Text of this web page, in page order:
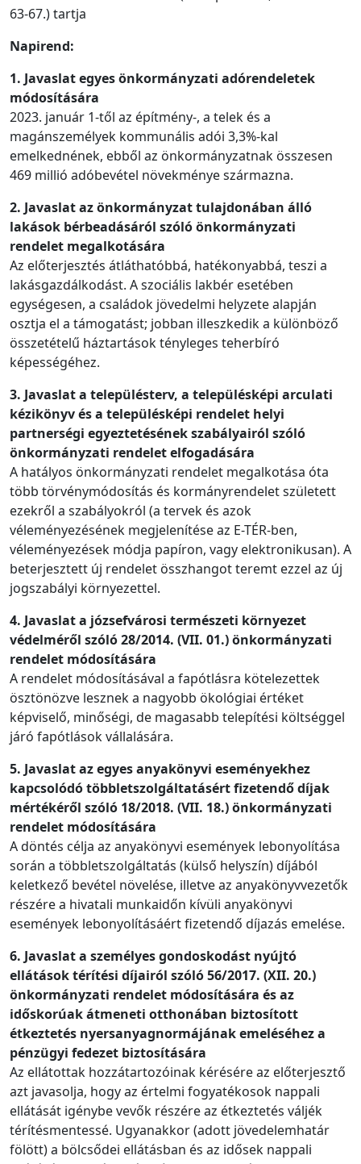
63-67.) tartja
Napirend:
1. Javaslat egyes önkormányzati adórendeletek
módosítására
2023. január 1-től az építmény-, a telek és a
magánszemélyek kommunális adói 3,3%-kal
emelkednének, ebből az önkormányzatnak összesen
469 millió adóbevétel növekménye származna.
2. Javaslat az önkormányzat tulajdonában álló
lakások bérbeadásáról szóló önkormányzati
rendelet megalkotására
Az előterjesztés átláthatóbbá, hatékonyabbá, teszi a
lakásgazdálkodást. A szociális lakbér esetében
egységesen, a családok jövedelmi helyzete alapján
osztja el a támogatást; jobban illeszkedik a különböző
összetételű háztartások tényleges teherbíró
képességéhez.
3. Javaslat a településterv, a településképi arculati
kézikönyv és a településképi rendelet helyi
partnerségi egyeztetésének szabályairól szóló
önkormányzati rendelet elfogadására
A hatályos önkormányzati rendelet megalkotása óta
több törvénymódosítás és kormányrendelet született
ezekről a szabályokról (a tervek és azok
véleményezésének megjelenítése az E-TÉR-ben,
véleményezések módja papíron, vagy elektronikusan). A
beterjesztett új rendelet összhangot teremt ezzel az új
jogszabályi környezettel.
4. Javaslat a józsefvárosi természeti környezet
védelméről szóló 28/2014. (VII. 01.) önkormányzati
rendelet módosítására
A rendelet módosításával a fapótlásra kötelezettek
ösztönözve lesznek a nagyobb ökológiai értéket
képviselő, minőségi, de magasabb telepítési költséggel
járó fapótlások vállalására.
5. Javaslat az egyes anyakönyvi eseményekhez
kapcsolódó többletszolgáltatásért fizetendő díjak
mértékéről szóló 18/2018. (VII. 18.) önkormányzati
rendelet módosítására
A döntés célja az anyakönyvi események lebonyolítása
során a többletszolgáltatás (külső helyszín) díjából
keletkező bevétel növelése, illetve az anyakönyvvezetők
részére a hivatali munkaidőn kívüli anyakönyvi
események lebonyolításáért fizetendő díjazás emelése.
6. Javaslat a személyes gondoskodást nyújtó
ellátások térítési díjairól szóló 56/2017. (XII. 20.)
önkormányzati rendelet módosítására és az
időskorúak átmeneti otthonában biztosított
étkeztetés nyersanyagnormájának emeléséhez a
pénzügyi fedezet biztosítására
Az ellátottak hozzátartozóinak kérésére az előterjesztő
azt javasolja, hogy az értelmi fogyatékosok nappali
ellátását igénybe vevők részére az étkeztetés váljék
térítésmentessé. Ugyanakkor (adott jövedelemhatár
fölött) a bölcsődei ellátásban és az idősek nappali